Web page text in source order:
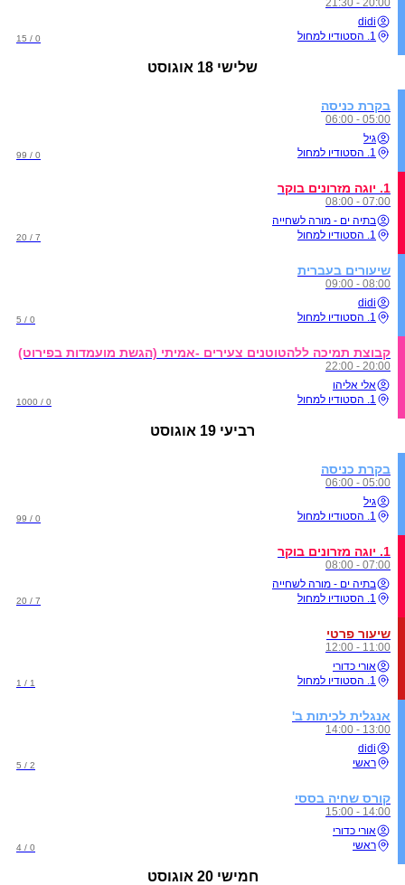
didi
1. הסטודיו למחול
0 / 15
שלישי 18 אוגוסט
בקרת כניסה
05:00 - 06:00
גיל
1. הסטודיו למחול
0 / 99
1. יוגה מזרונים בוקר
07:00 - 08:00
בתיה ים - מורה לשחייה
1. הסטודיו למחול
7 / 20
שיעורים בעברית
08:00 - 09:00
didi
1. הסטודיו למחול
0 / 5
קבוצת תמיכה ללהטוטנים צעירים -אמיתי (הגשת מועמדות בפירוט)
20:00 - 22:00
אלי אליהו
1. הסטודיו למחול
0 / 1000
רביעי 19 אוגוסט
בקרת כניסה
05:00 - 06:00
גיל
1. הסטודיו למחול
0 / 99
1. יוגה מזרונים בוקר
07:00 - 08:00
בתיה ים - מורה לשחייה
1. הסטודיו למחול
7 / 20
שיעור פרטי
11:00 - 12:00
אורי כדורי
1. הסטודיו למחול
1 / 1
אנגלית לכיתות ב'
13:00 - 14:00
didi
ראשי
2 / 5
קורס שחיה בססי
14:00 - 15:00
אורי כדורי
ראשי
0 / 4
חמישי 20 אוגוסט